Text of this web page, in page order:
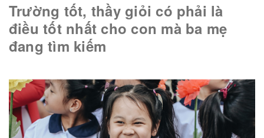
Trường tốt, thầy giỏi có phải là
điều tốt nhất cho con mà ba mẹ
đang tìm kiếm